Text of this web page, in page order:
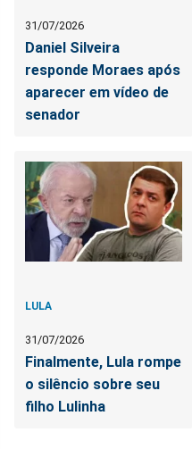
31/07/2026
Daniel Silveira
responde Moraes após
aparecer em vídeo de
senador
LULA
31/07/2026
Finalmente, Lula rompe
o silêncio sobre seu
filho Lulinha